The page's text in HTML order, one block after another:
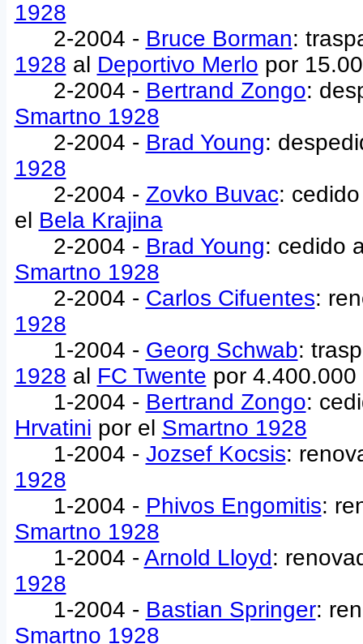
1928
2-2004 - Bruce Borman:
1928 al Deportivo Merlo por
2-2004 - Bertrand Zongo:
Smartno 1928
2-2004 - Brad Young:
1928
2-2004 - Zovko Buvac:
el Bela Krajina
2-2004 - Brad Young: cedido
Smartno 1928
2-2004 - Carlos Cifuentes:
1928
1-2004 - Georg Schwab:
1928 al FC Twente por 4.400.000
1-2004 - Bertrand Zongo:
Hrvatini por el Smartno 1928
1-2004 - Jozsef Kocsis:
1928
1-2004 - Phivos Engomitis:
Smartno 1928
1-2004 - Arnold Lloyd:
1928
1-2004 - Bastian Springer:
Smartno 1928